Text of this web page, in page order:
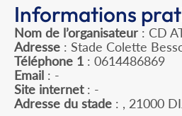
Informations
Nom de l’organisateur : CD
Adresse : Stade Colette
Téléphone 1 : 0614486869
Email : -
Site internet: -
Adresse du stade : , 21000